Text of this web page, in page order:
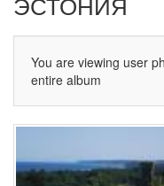
You are viewing user
entire album